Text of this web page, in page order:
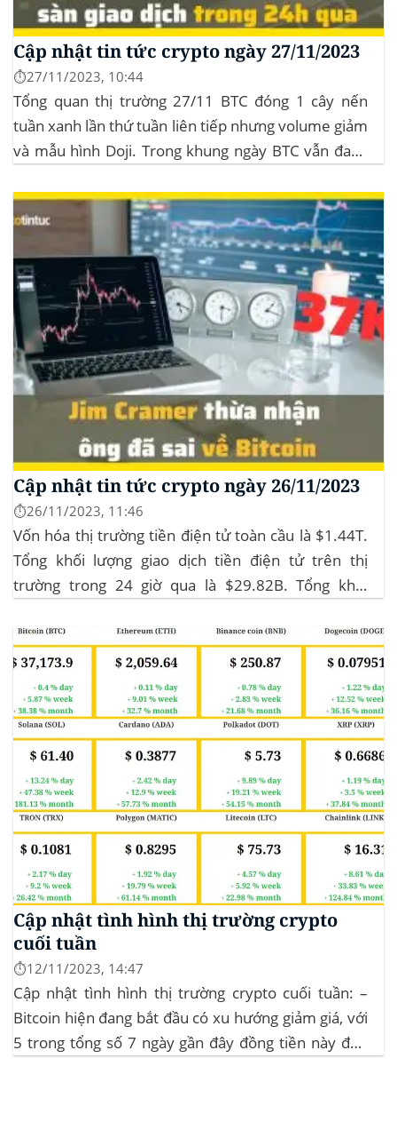
Cập nhật tin tức crypto ngày 27/11/2023
⏱️27/11/2023, 10:44
Tổng quan thị trường 27/11 BTC đóng 1 cây nến
tuần xanh lần thứ tuần liên tiếp nhưng volume giảm
và mẫu hình Doji. Trong khung ngày BTC vẫn đang
triệu đô Stablecoin bị rút khỏi các sàn giao dịch...
Cập nhật tin tức crypto ngày 26/11/2023
⏱️26/11/2023, 11:46
Vốn hóa thị trường tiền điện tử toàn cầu là $1.44T.
Tổng khối lượng giao dịch tiền điện tử trên thị
trường trong 24 giờ qua là $29.82B. Tổng khối
chiếm 11.77% tổng khối lượng giao dịch tiền điện tử
trong 24 giờ. Khối lượng giao dịch của...
Cập nhật tình hình thị trường crypto
cuối tuần
⏱️12/11/2023, 14:47
Cập nhật tình hình thị trường crypto cuối tuần: –
Bitcoin hiện đang bắt đầu có xu hướng giảm giá, với
5 trong tổng số 7 ngày gần đây đồng tiền này đều